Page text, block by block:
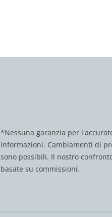
*Nessuna garanzia per
informazioni. Cambiamenti di
sono possibili. Il nostro
basate su commissioni.